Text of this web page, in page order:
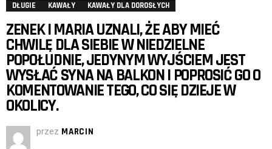
DŁUGIE KAWAŁY KAWAŁY DLA DOROSŁYCH
ZENEK I MARIA UZNALI, ŻE ABY MIEĆ
CHWILĘ DLA SIEBIE W NIEDZIELNE
POPOŁUDNIE, JEDYNYM WYJŚCIEM JEST
WYSŁAĆ SYNA NA BALKON I POPROSIĆ GO O
KOMENTOWANIE TEGO, CO SIĘ DZIEJE W
OKOLICY.
przez MARCIN